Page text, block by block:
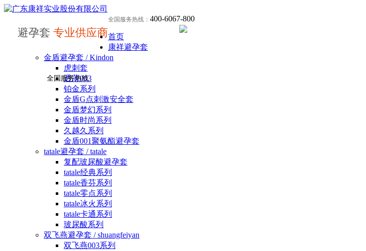
避孕套 专业供应商
全国服务热线： 400-6067-800
首页
康祥避孕套
金盾避孕套 / Kindon
虎刺套
透薄003
铂金系列
金盾G点刺激安全套
金盾梦幻系列
金盾时尚系列
久越久系列
金盾001聚氨酯避孕套
tatale避孕套 / tatale
复配玻尿酸避孕套
tatale经典系列
tatale香芬系列
tatale零点系列
tatale冰火系列
tatale卡通系列
玻尿酸系列
双飞燕避孕套 / shuangfeiyan
双飞燕003系列
全国服务热线